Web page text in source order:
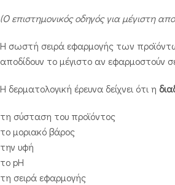
(Ο επιστημονικός οδηγός για μέγιστη
Η σωστή σειρά εφαρμογής των
αποδίδουν το μέγιστο αν εφαρμοστούν
Η δερματολογική έρευνα δείχνει ότι η
τη σύσταση του προϊόντος
το μοριακό βάρος
την υφή
το pH
τη σειρά εφαρμογής